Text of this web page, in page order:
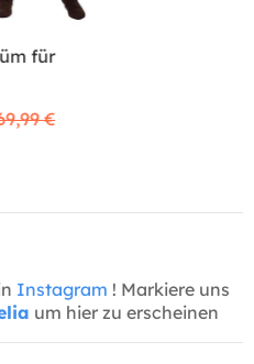
für
€
Instagram ! Markiere uns
um hier zu erscheinen